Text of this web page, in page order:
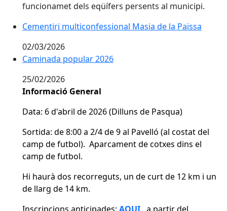
funcionamet dels eqüífers persents al municipi.
Cementiri multiconfessional Masia de la Païssa
02/03/2026
Caminada popular 2026
Caminada popular 2026
25/02/2026
Informació General
Data: 6 d'abril de 2026 (Dilluns de Pasqua)
Sortida: de 8:00 a 2/4 de 9 al Pavelló (al costat del
camp de futbol). Aparcament de cotxes dins el
camp de futbol.
Hi haurà dos recorreguts, un de curt de 12 km i un
de llarg de 14 km.